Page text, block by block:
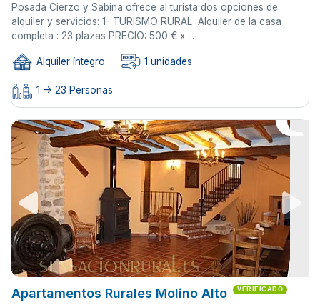
Posada Cierzo y Sabina ofrece al turista dos opciones de
alquiler y servicios: 1- TURISMO RURAL Alquiler de la casa
completa : 23 plazas PRECIO: 500 € x ...
Alquiler íntegro 1 unidades
1 -> 23 Personas
Apartamentos Rurales Molino Alto VERIFICADO